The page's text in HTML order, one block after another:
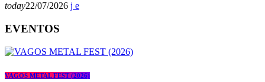
today22/07/2026
EVENTOS
VAGOS METAL FEST (2026)